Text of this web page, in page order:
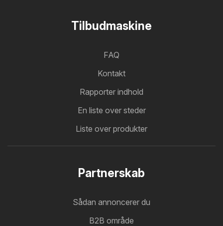
Tilbudmaskine
FAQ
Kontakt
Rapporter indhold
En liste over steder
Liste over produkter
Partnerskab
Sådan annoncerer du
B2B område